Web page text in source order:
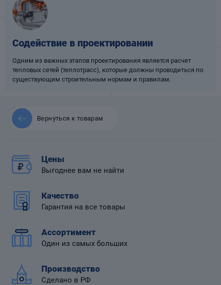
Содействие в проектировании
Одним из важных этапов проектирования является расчет
тепловых сетей (теплотрасс), которые должны проводиться по
существующим строительным нормам и правилам.
Вернуться к товарам
Цены
Выгоднее вам не найти
Качество
Гарантия на все товары
Ассортимент
Один из самых больших
Производство
Сделано в РФ
Компенсаторы